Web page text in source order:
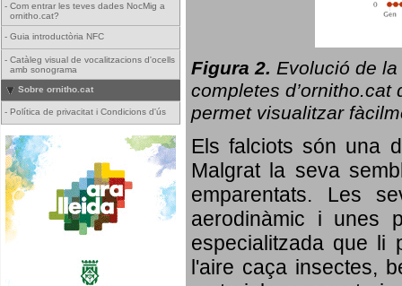
- Com entrar les teves dades NocMig a
ornitho.cat?
- Guia introductòria NFC
- Catàleg visual de vocalitzacions d'ocells
amb sonograma
Sobre ornitho.cat
- Política de privacitat i Condicions d'ús
Figura 2. Evolució de la
completes d’ornitho.cat
permet visualitzar
Els falciots són una
Malgrat la seva
emparentats. Les
aerodinàmic i unes
especialitzada que li
l'aire caça insectes,